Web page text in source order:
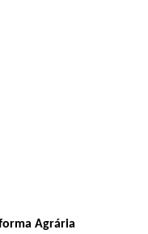
Agrária